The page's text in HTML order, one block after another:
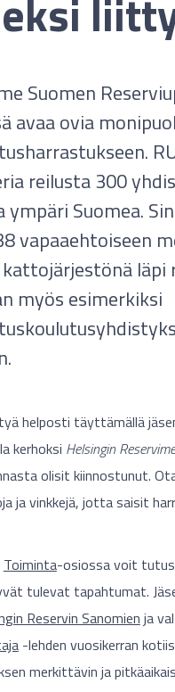
Suomen
avaa ovia
reilusta 300
Suomea.
vapaaehtoiseen
läpi
myös esimerkiksi
helposti täyttämällä
kerhoksi Helsingin
olisit kiinnostunut.
ja vinkkejä, jotta saisit
Toiminta-osiossa voit
tulevat tapahtumat.
Reservin Sanomien ja
-lehden vuosikerran
merkittävin ja